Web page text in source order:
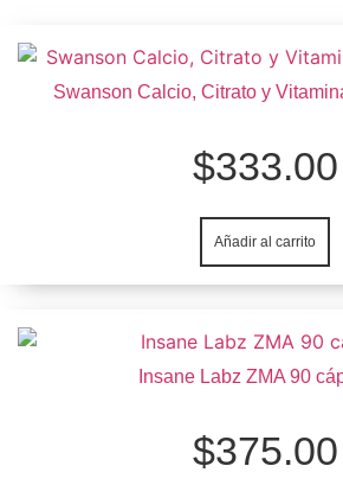
Swanson Calcio, Citrato y
$333.00
Añadir al carrito
Insane Labz ZMA 90
$375.00